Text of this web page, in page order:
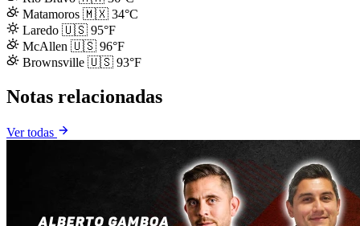
Matamoros 🇲🇽 34°C
Laredo 🇺🇸 95°F
McAllen 🇺🇸 96°F
Brownsville 🇺🇸 93°F
Notas relacionadas
Ver todas